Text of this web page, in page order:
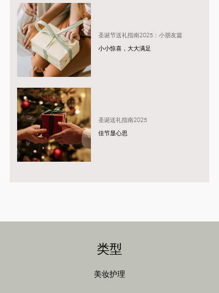
圣诞节送礼指南2025：小朋友篇
小小惊喜，大大满足
圣诞送礼指南2025
佳节显心思
类型
美妆护理